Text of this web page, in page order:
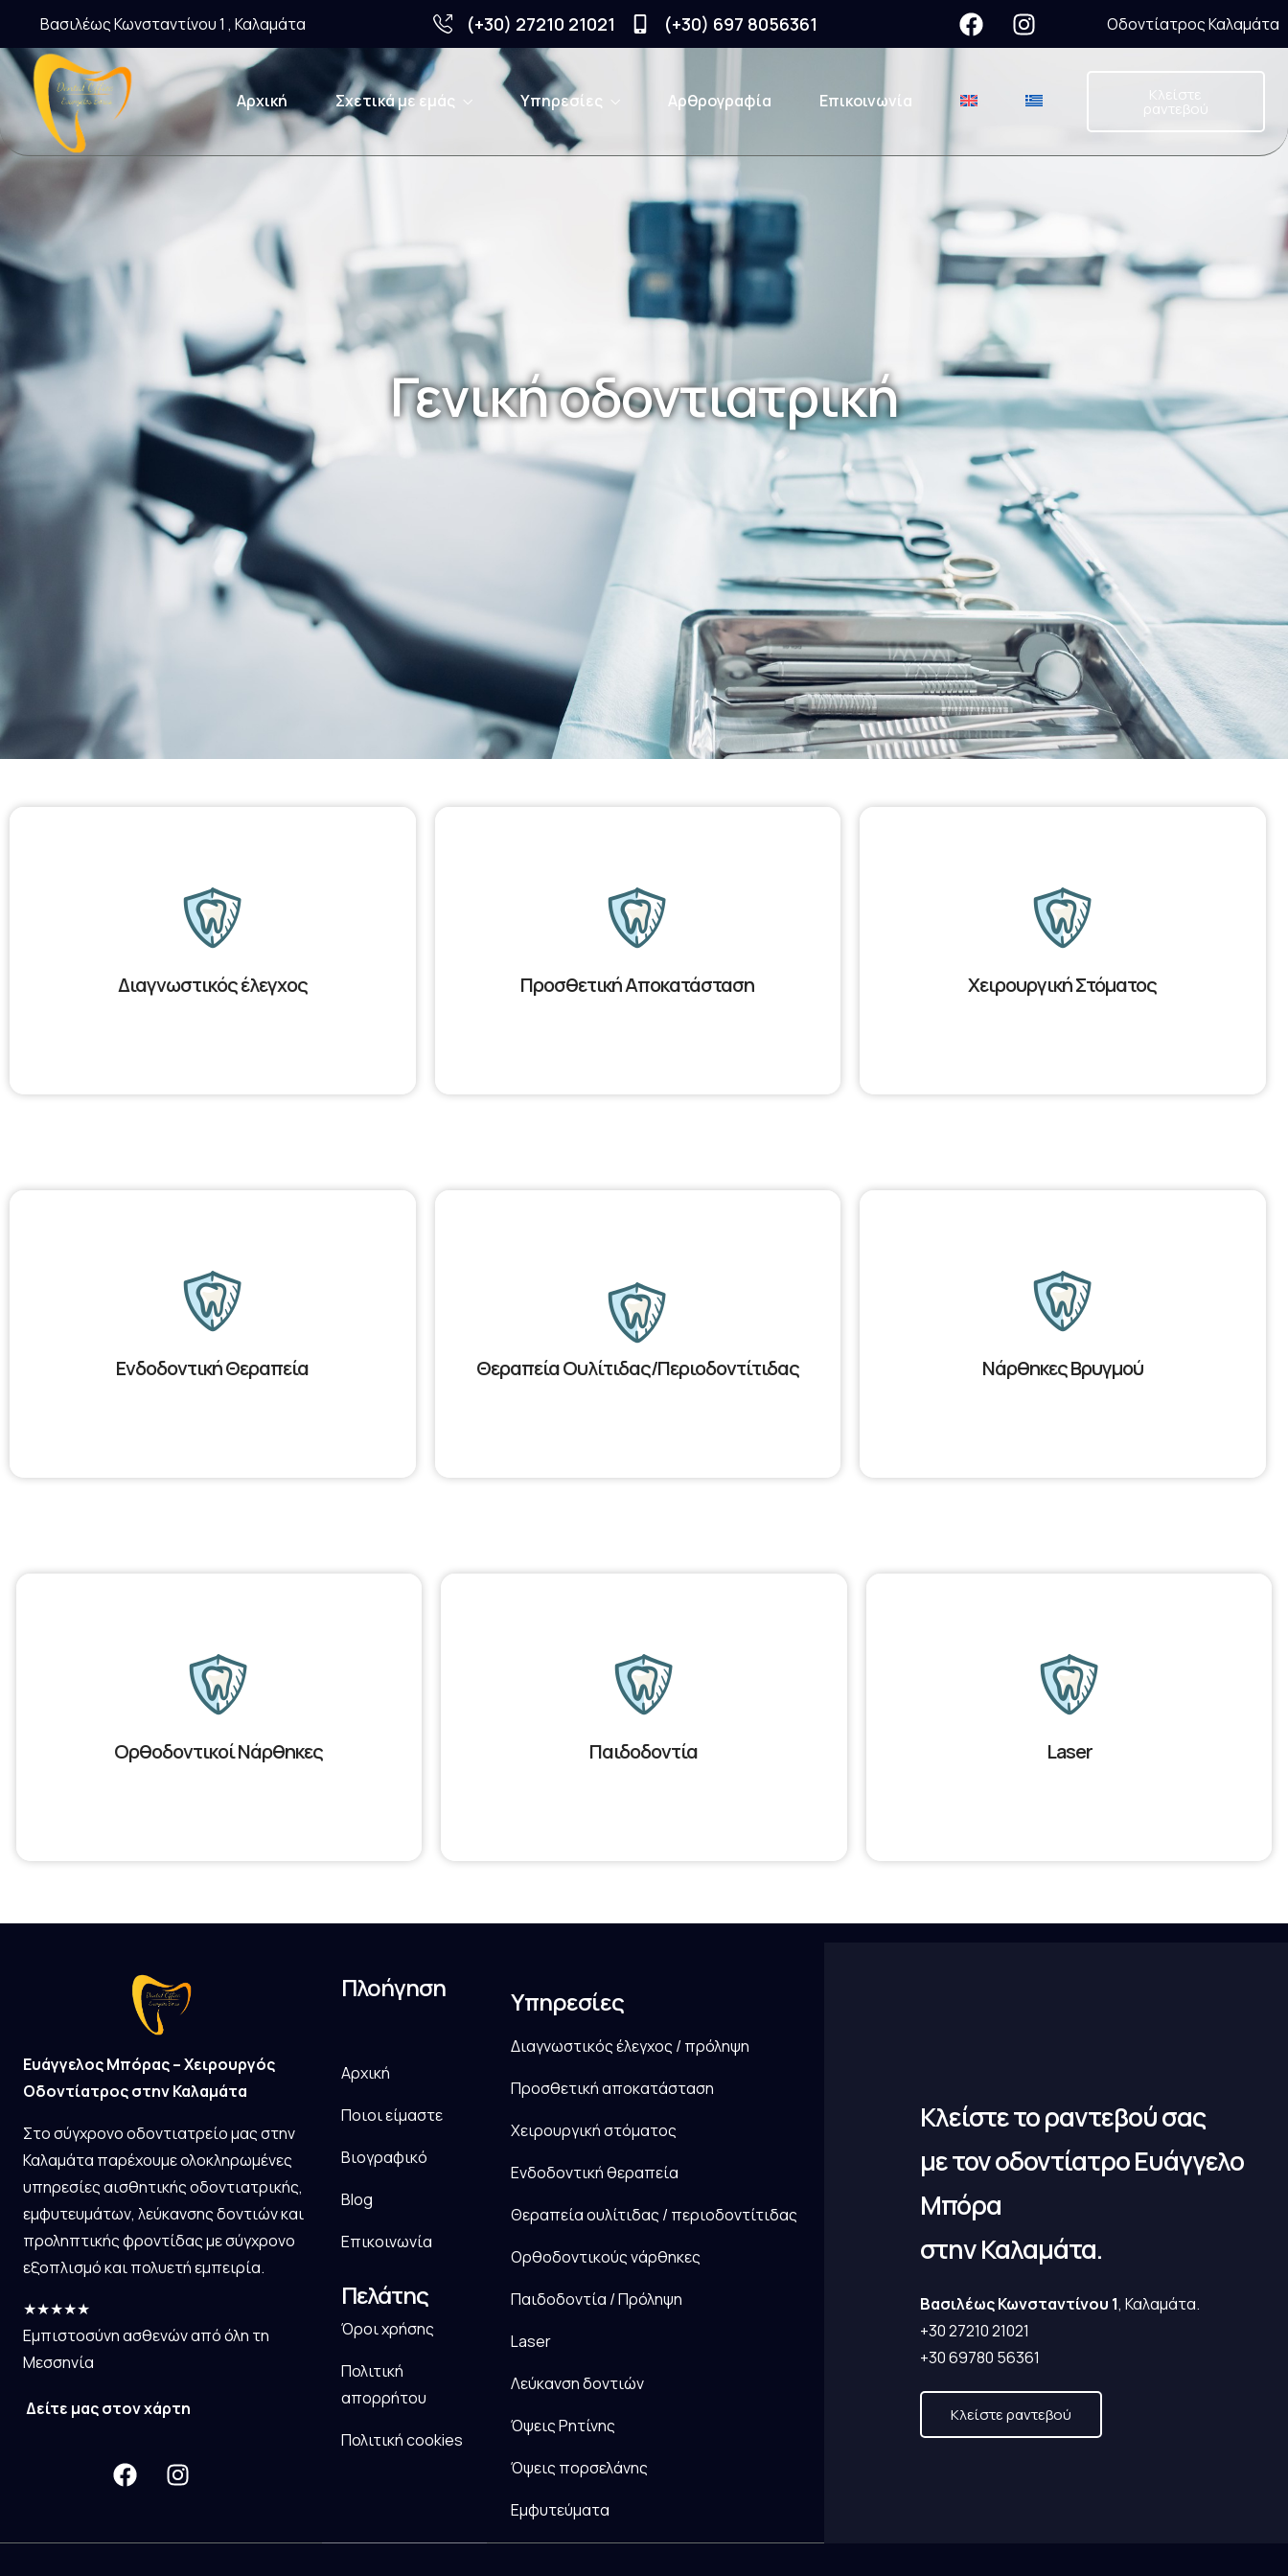
Βασιλέως Κωνσταντίνου 1 , Καλαμάτα (+30) 27210 21021 (+30) 697 8056361 Οδοντίατρος Καλαμάτα
Αρχική Σχετικά με εμάς Υπηρεσίες Αρθρογραφία Επικοινωνία Κλείστε
ραντεβού
Γενική οδοντιατρική
Διαγνωστικός έλεγχος Προσθετική Αποκατάσταση Χειρουργική Στόματος
Ενδοδοντική Θεραπεία Θεραπεία Ουλίτιδας/Περιοδοντίτιδας Νάρθηκες Βρυγμού
Ορθοδοντικοί Νάρθηκες Παιδοδοντία Laser
Ευάγγελος Μπόρας – Χειρουργός
Οδοντίατρος στην Καλαμάτα
Στο σύγχρονο οδοντιατρείο μας στην
Καλαμάτα παρέχουμε ολοκληρωμένες
υπηρεσίες αισθητικής οδοντιατρικής,
εμφυτευμάτων, λεύκανσης δοντιών και
προληπτικής φροντίδας με σύγχρονο
εξοπλισμό και πολυετή εμπειρία.
★★★★★
Εμπιστοσύνη ασθενών από όλη τη
Μεσσηνία
Δείτε μας στον χάρτη
Πλοήγηση
Αρχική
Ποιοι είμαστε
Βιογραφικό
Blog
Επικοινωνία
Πελάτης
Όροι χρήσης
Πολιτική
απορρήτου
Πολιτική cookies
Υπηρεσίες
Διαγνωστικός έλεγχος / πρόληψη
Προσθετική αποκατάσταση
Χειρουργική στόματος
Ενδοδοντική θεραπεία
Θεραπεία ουλίτιδας / περιοδοντίτιδας
Ορθοδοντικούς νάρθηκες
Παιδοδοντία / Πρόληψη
Laser
Λεύκανση δοντιών
Όψεις Ρητίνης
Όψεις πορσελάνης
Εμφυτεύματα
Κλείστε το ραντεβού σας
με τον οδοντίατρο Ευάγγελο
Μπόρα
στην Καλαμάτα.
Βασιλέως Κωνσταντίνου 1, Καλαμάτα.
+30 27210 21021
+30 69780 56361
Κλείστε ραντεβού